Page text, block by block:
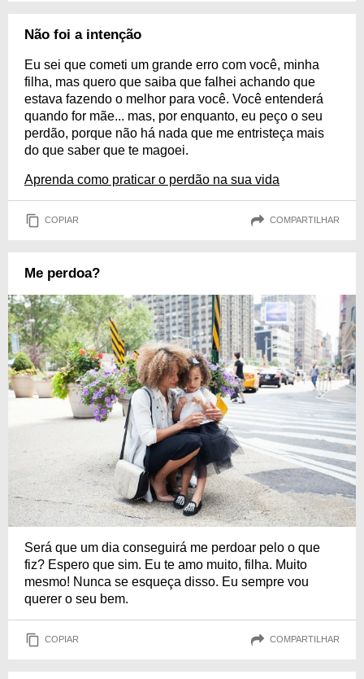
Não foi a intenção
Eu sei que cometi um grande erro com você, minha
filha, mas quero que saiba que falhei achando que
estava fazendo o melhor para você. Você entenderá
quando for mãe... mas, por enquanto, eu peço o seu
perdão, porque não há nada que me entristeça mais
do que saber que te magoei.
Aprenda como praticar o perdão na sua vida
COPIAR COMPARTILHAR
Me perdoa?
Será que um dia conseguirá me perdoar pelo o que
fiz? Espero que sim. Eu te amo muito, filha. Muito
mesmo! Nunca se esqueça disso. Eu sempre vou
querer o seu bem.
COPIAR COMPARTILHAR